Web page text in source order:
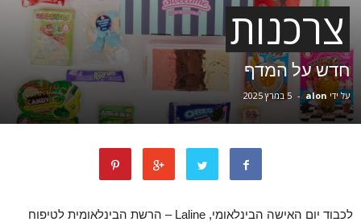
צרכנות
חדש על המדף
על ידי alon
- 5 במרץ 2025
לכבוד יום האישה הבינלאומי, Laline – הרשת הבינלאומית לטיפוח